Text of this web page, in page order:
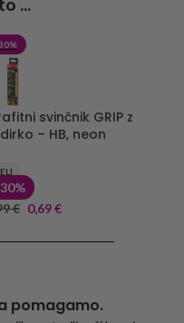
...
svinčnik GRIP z
– HB, neon
€ 0,69€
pomagamo.